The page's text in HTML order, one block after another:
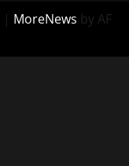
| MoreNews by AF